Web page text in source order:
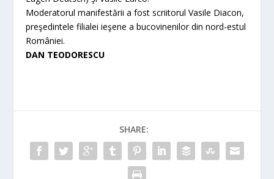
Moderatorul manifestării a fost scriitorul Vasile Diacon,
preşedintele filialei ieşene a bucovinenilor din nord-estul
României.
DAN TEODORESCU
SHARE: